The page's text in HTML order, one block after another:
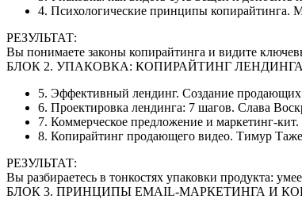
4. Психологические принципы копирайтинга.
РЕЗУЛЬТАТ:
Вы понимаете законы копирайтинга и видите
БЛОК 2. УПАКОВКА: КОПИРАЙТИНГ
5. Эффективный лендинг. Создание продающих
6. Проектировка лендинга: 7 шагов. Слава
7. Коммерческое предложение и маркетинг-
8. Копирайтинг продающего видео. Тимур
РЕЗУЛЬТАТ:
Вы разбираетесь в тонкостях упаковки продукта:
БЛОК 3. ПРИНЦИПЫ EMAIL-МАРКЕТИНГА И